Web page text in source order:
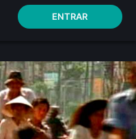
ENTRAR